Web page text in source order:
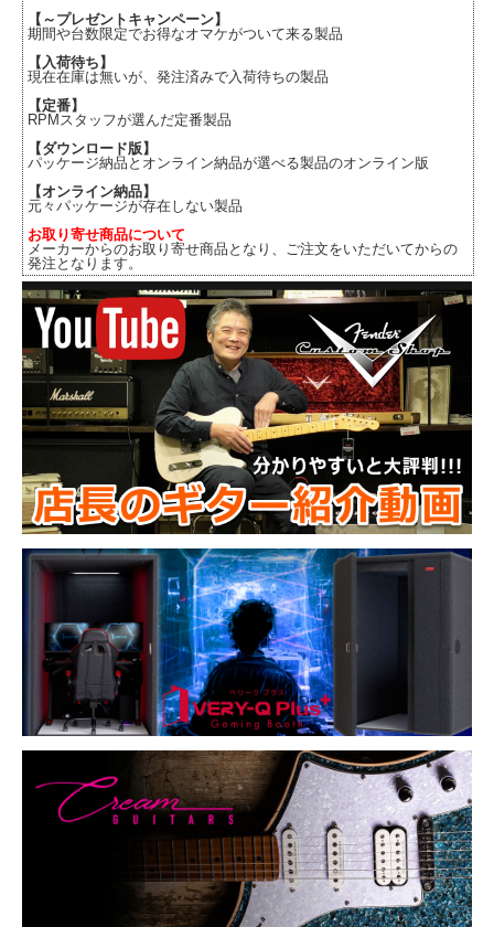
【～プレゼントキャンペーン】
期間や台数限定でお得なオマケがついて来る製品
【入荷待ち】
現在在庫は無いが、発注済みで入荷待ちの製品
【定番】
RPMスタッフが選んだ定番製品
【ダウンロード版】
パッケージ納品とオンライン納品が選べる製品のオンライン版
【オンライン納品】
元々パッケージが存在しない製品
お取り寄せ商品について
メーカーからのお取り寄せ商品となり、ご注文をいただいてからの
発注となります。